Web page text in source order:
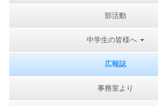
部活動
中学生の皆様へ
広報誌
事務室より